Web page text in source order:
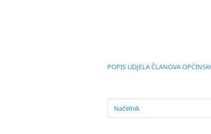
POPIS UDJELA ČLANOVA
Načelnik